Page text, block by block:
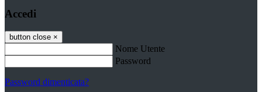
Accedi
button close ×
Nome Utente
Password
Password dimenticata?